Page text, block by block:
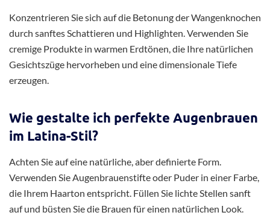
Konzentrieren Sie sich auf die Betonung der Wangenknochen
durch sanftes Schattieren und Highlighten. Verwenden Sie
cremige Produkte in warmen Erdtönen, die Ihre natürlichen
Gesichtszüge hervorheben und eine dimensionale Tiefe
erzeugen.
Wie gestalte ich perfekte Augenbrauen
im Latina-Stil?
Achten Sie auf eine natürliche, aber definierte Form.
Verwenden Sie Augenbrauenstifte oder Puder in einer Farbe,
die Ihrem Haarton entspricht. Füllen Sie lichte Stellen sanft
auf und büsten Sie die Brauen für einen natürlichen Look.